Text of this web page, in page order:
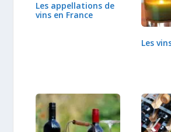
Les appellations de
vins en France
Les